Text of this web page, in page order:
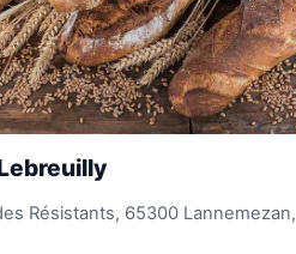
Résistants, 65300 Lannemezan,